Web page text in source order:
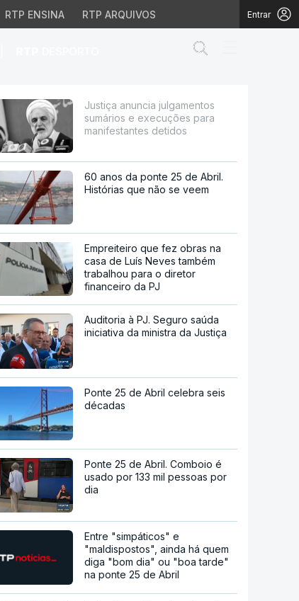
RTP ENSINA RTP ARQUIVOS Entrar
para
Justiça anuncia julgamentos
sumários e execuções para
manifestantes detidos
60 anos da ponte 25 de Abril.
Histórias que não se veem
Empreiteiro que fez obras na
casa de Luís Neves também
trabalhou para o diretor
financeiro da PJ
Auditoria à PJ. Seguro saúda
iniciativa da ministra da Justiça
Ponte 25 de Abril celebra seis
décadas
Ponte 25 de Abril. Comboio é
usado por 133 mil pessoas por
dia
Entre "simpáticos" e
"maldispostos", ainda há quem
diga "bom dia" ou "boa tarde"
na ponte 25 de Abril